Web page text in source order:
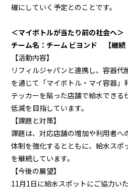
確にしていく予定とのことです。
＜マイボトルが当たり前の社会へ＞
チーム名：チーム ビヨンド 【継続
【活動内容】
リフィルジャパンと連携し、容器
を通じて「マイボトル・マイ容器」
テッカーを貼った店舗で給水できる
低減を目指しています。
【課題と対策】
課題は、対応店舗の増加や利用者へ
体制を強化するとともに、給水スポ
を継続しています。
【今後の展望】
11月1日に給水スポットにご協力い